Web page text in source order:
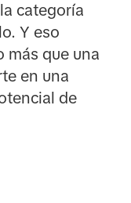
categoría
Y eso
más que una
en una
de